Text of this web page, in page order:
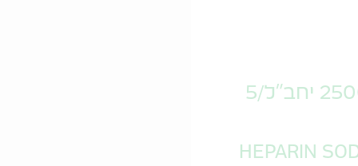
הפרין סודיום טבע 25000 יחב"ל/5
HEPARIN